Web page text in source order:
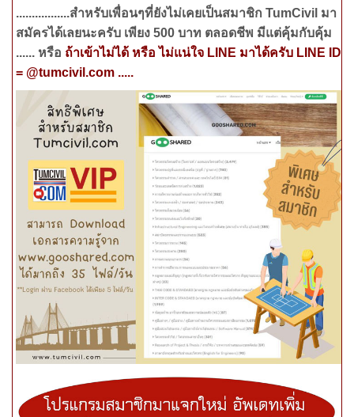
.................สำหรับเพื่อนๆที่ยังไม่เคยเป็นสมาชิก TumCivil มา
สมัครได้เลยนะครับ เพียง 500 บาท ตลอดชีพ มีแต่คุ้มกับคุ้ม
...... หรือ ถ้าเข้าไม่ได้ หรือ ไม่แน่ใจ LINE มาได้ครับ LINE ID
= @tumcivil.com .....